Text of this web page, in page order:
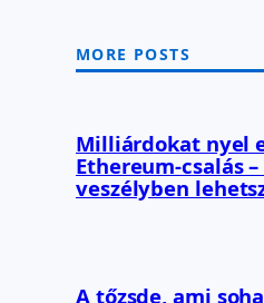
MORE POSTS
Milliárdokat nyel
Ethereum-csalás –
veszélyben
A tőzsde, ami